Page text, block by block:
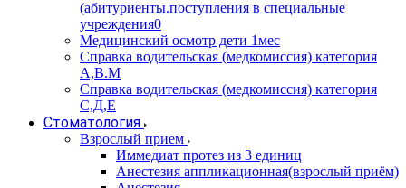
(абитуриенты.поступления в специальные
учреждения0
Медицинский осмотр дети 1мес
Справка водительская (медкомиссия) категория
А,В.М
Справка водительская (медкомиссия) категория
С,Д,Е
Стоматология
Взрослый прием
Иммедиат протез из 3 единиц
Анестезия аппликационная(взрослый приём)